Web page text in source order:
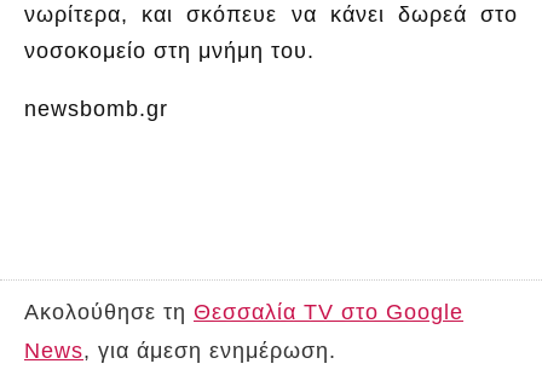
νωρίτερα, και σκόπευε να κάνει δωρεά στο
νοσοκομείο στη μνήμη του.
newsbomb.gr
Ακολούθησε τη Θεσσαλία TV στο Google
News, για άμεση ενημέρωση.